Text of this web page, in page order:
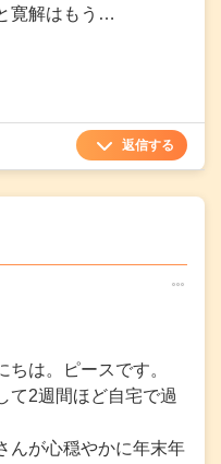
寛解はもう…
返信する
○ ○ ○
ちは。ピースです。
て2週間ほど自宅で過
んが心穏やかに年末年